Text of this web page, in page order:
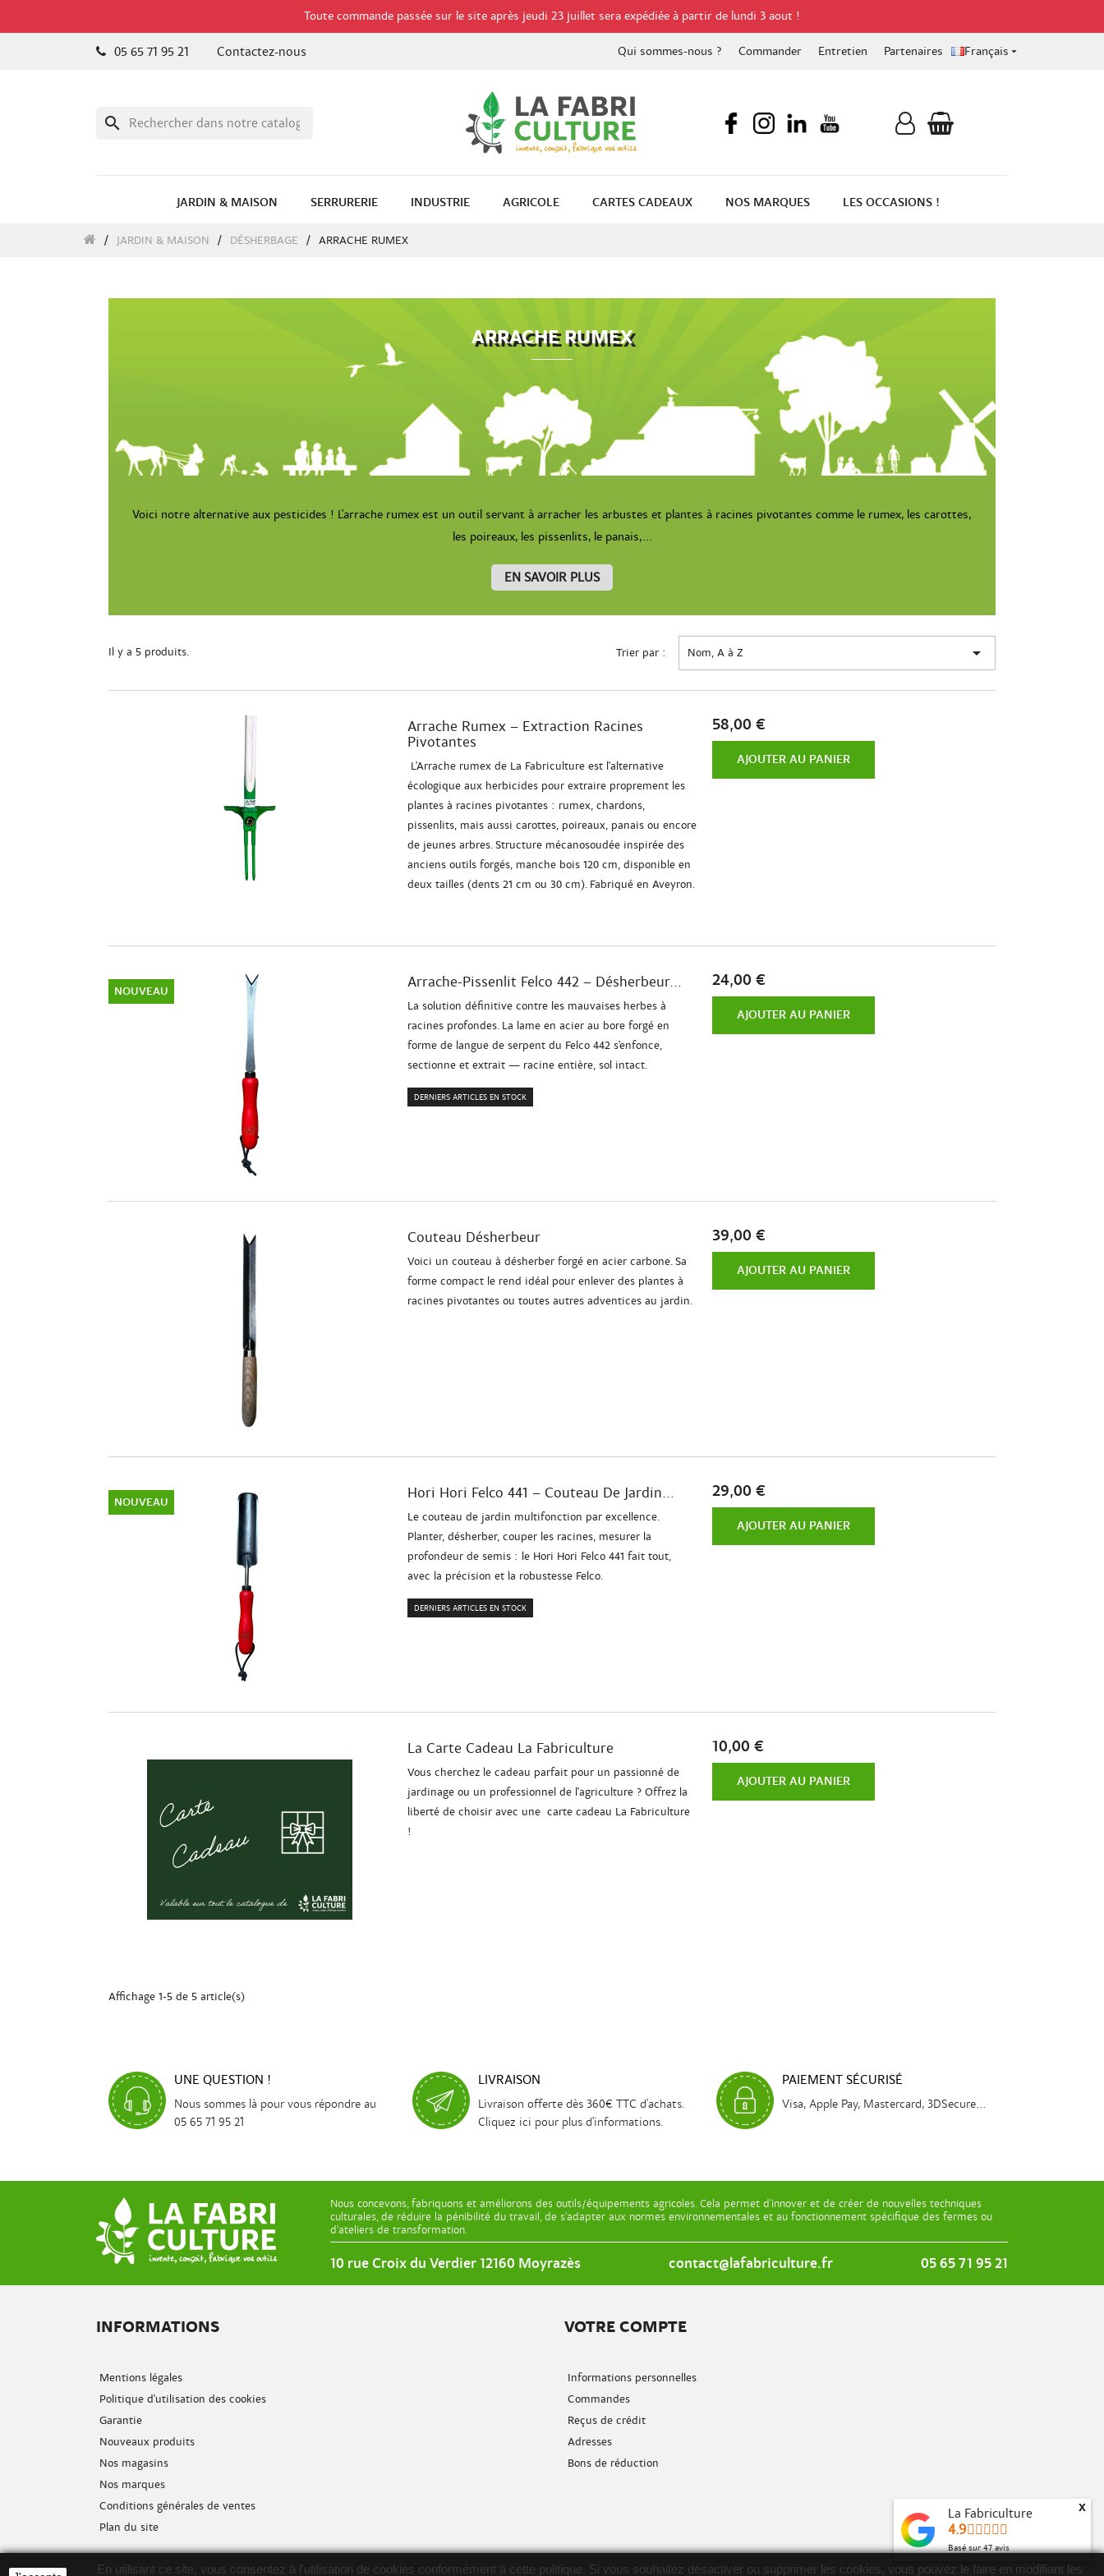
Toute commande passée sur le site après jeudi 23 juillet sera expédiée à partir de lundi 3 aout !
05 65 71 95 21 Contactez-nous Qui sommes-nous ? Commander Entretien Partenaires Français
search
JARDIN & MAISON SERRURERIE INDUSTRIE AGRICOLE CARTES CADEAUX NOS MARQUES LES OCCASIONS !
JARDIN & MAISON DÉSHERBAGE ARRACHE RUMEX
ARRACHE RUMEX
Voici notre alternative aux pesticides ! L'arrache rumex est un outil servant à arracher les arbustes et plantes à racines pivotantes comme le rumex, les carottes,
les poireaux, les pissenlits, le panais,...
EN SAVOIR PLUS
Il y a 5 produits. Trier par : Nom, A à Z 
Arrache Rumex – Extraction Racines
Pivotantes
L'Arrache rumex de La Fabriculture est l'alternative
écologique aux herbicides pour extraire proprement les
plantes à racines pivotantes : rumex, chardons,
pissenlits, mais aussi carottes, poireaux, panais ou encore
de jeunes arbres. Structure mécanosoudée inspirée des
anciens outils forgés, manche bois 120 cm, disponible en
deux tailles (dents 21 cm ou 30 cm). Fabriqué en Aveyron.
58,00 €
AJOUTER AU PANIER
Arrache-Pissenlit Felco 442 – Désherbeur...
La solution définitive contre les mauvaises herbes à
racines profondes. La lame en acier au bore forgé en
forme de langue de serpent du Felco 442 s'enfonce,
sectionne et extrait — racine entière, sol intact.
DERNIERS ARTICLES EN STOCK
24,00 €
AJOUTER AU PANIER
NOUVEAU
Couteau Désherbeur
Voici un couteau à désherber forgé en acier carbone. Sa
forme compact le rend idéal pour enlever des plantes à
racines pivotantes ou toutes autres adventices au jardin.
39,00 €
AJOUTER AU PANIER
Hori Hori Felco 441 – Couteau De Jardin...
Le couteau de jardin multifonction par excellence.
Planter, désherber, couper les racines, mesurer la
profondeur de semis : le Hori Hori Felco 441 fait tout,
avec la précision et la robustesse Felco.
DERNIERS ARTICLES EN STOCK
29,00 €
AJOUTER AU PANIER
NOUVEAU
La Carte Cadeau La Fabriculture
Vous cherchez le cadeau parfait pour un passionné de
jardinage ou un professionnel de l'agriculture ? Offrez la
liberté de choisir avec une carte cadeau La Fabriculture
!
10,00 €
AJOUTER AU PANIER
Affichage 1-5 de 5 article(s)
UNE QUESTION !
Nous sommes là pour vous répondre au
05 65 71 95 21
LIVRAISON
Livraison offerte dès 360€ TTC d'achats.
Cliquez ici pour plus d'informations.
PAIEMENT SÉCURISÉ
Visa, Apple Pay, Mastercard, 3DSecure...
Nous concevons, fabriquons et améliorons des outils/équipements agricoles. Cela permet d’innover et de créer de nouvelles techniques
culturales, de réduire la pénibilité du travail, de s’adapter aux normes environnementales et au fonctionnement spécifique des fermes ou
d’ateliers de transformation.
10 rue Croix du Verdier 12160 Moyrazès contact@lafabriculture.fr 05 65 71 95 21
INFORMATIONS
Mentions légales
Politique d'utilisation des cookies
Garantie
Nouveaux produits
Nos magasins
Nos marques
Conditions générales de ventes
Plan du site
VOTRE COMPTE
Informations personnelles
Commandes
Reçus de crédit
Adresses
Bons de réduction
En utilisant ce site, vous consentez à l'utilisation de cookies conformément à cette politique. Si vous souhaitez désactiver ou supprimer les cookies, vous pouvez le faire en modifiant les
La Fabriculture
4.9
Basé sur47avis
x